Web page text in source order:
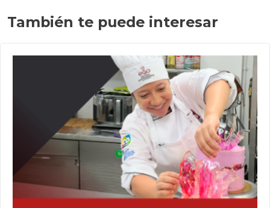
También te puede interesar